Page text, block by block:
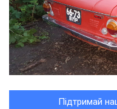
Підтримай